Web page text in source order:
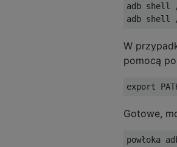
adb shell
W
pomocą
Gotowe,
powłoka